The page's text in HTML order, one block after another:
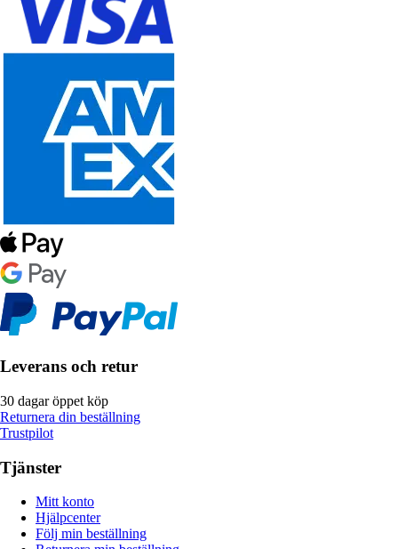
Leverans och retur
30 dagar öppet köp
Returnera din beställning
Trustpilot
Tjänster
Mitt konto
Hjälpcenter
Följ min beställning